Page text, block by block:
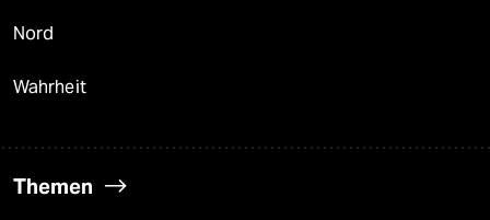
Nord
Wahrheit
Themen